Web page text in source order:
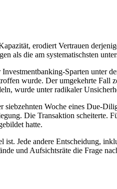
erodiert Vertrauen
als die am systematischsten
Sparten unter
wurde. Der umgekehrte Fall
wurde unter radikaler
Woche eines Due-
Die Transaktion scheiterte.
hatte.
Jede andere Entscheidung,
und Aufsichtsräte die Frage